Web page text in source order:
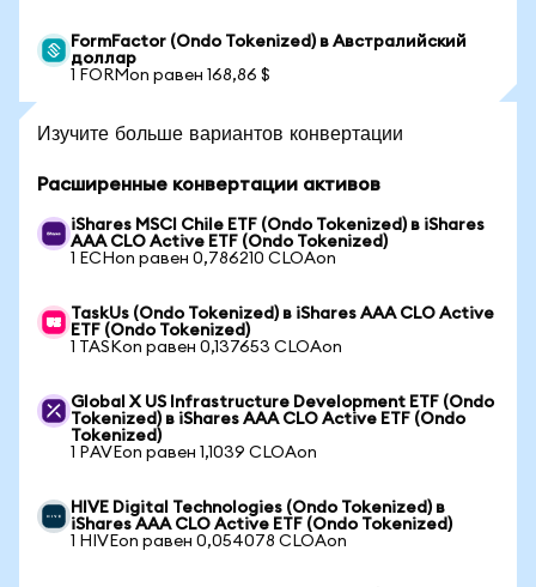
FormFactor (Ondo Tokenized) в Австралийский
доллар
1 FORMon равен 168,86 $
Изучите больше вариантов конвертации
Расширенные конвертации активов
iShares MSCI Chile ETF (Ondo Tokenized) в iShares
AAA CLO Active ETF (Ondo Tokenized)
1 ECHon равен 0,786210 CLOAon
TaskUs (Ondo Tokenized) в iShares AAA CLO Active
ETF (Ondo Tokenized)
1 TASKon равен 0,137653 CLOAon
Global X US Infrastructure Development ETF (Ondo
Tokenized) в iShares AAA CLO Active ETF (Ondo
Tokenized)
1 PAVEon равен 1,1039 CLOAon
HIVE Digital Technologies (Ondo Tokenized) в
iShares AAA CLO Active ETF (Ondo Tokenized)
1 HIVEon равен 0,054078 CLOAon